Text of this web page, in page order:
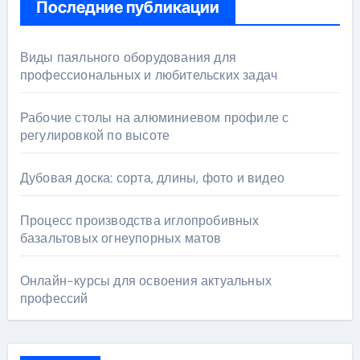
Последние публикации
Виды паяльного оборудования для
профессиональных и любительских задач
Рабочие столы на алюминиевом профиле с
регулировкой по высоте
Дубовая доска: сорта, длины, фото и видео
Процесс производства иглопробивных
базальтовых огнеупорных матов
Онлайн-курсы для освоения актуальных
профессий